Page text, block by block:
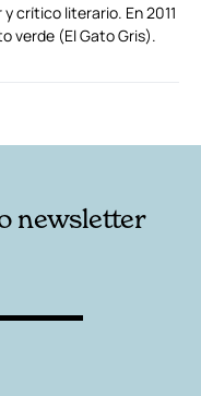
crítico literario. En 2011
verde (El Gato Gris).
newsletter